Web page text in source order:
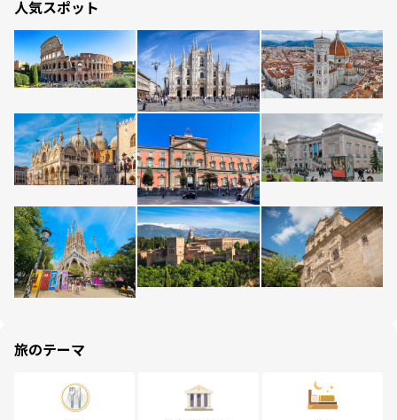
人気スポット
旅のテーマ